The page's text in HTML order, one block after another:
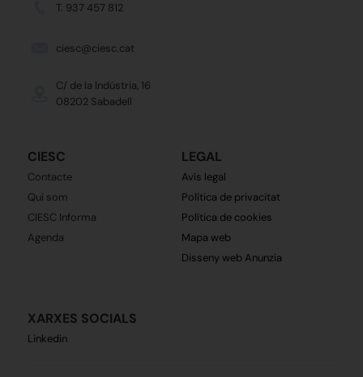
T. 937 457 812
ciesc@ciesc.cat
C/ de la Indústria, 16
08202 Sabadell
CIESC
Contacte
Qui som
CIESC Informa
Agenda
XARXES SOCIALS
Linkedin
LEGAL
Avís legal
Política de privacitat
Política de cookies
Mapa web
Disseny web Anunzia